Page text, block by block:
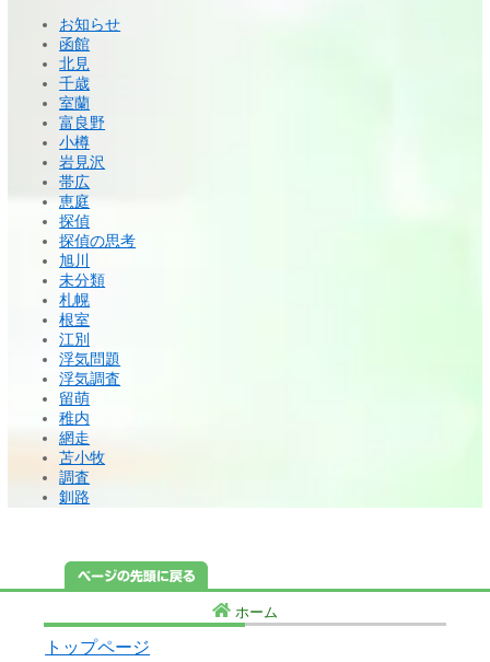
お知らせ
函館
北見
千歳
室蘭
富良野
小樽
岩見沢
帯広
恵庭
探偵
探偵の思考
旭川
未分類
札幌
根室
江別
浮気問題
浮気調査
留萌
稚内
網走
苫小牧
調査
釧路
ホーム
トップページ